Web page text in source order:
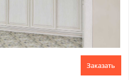
Заказать